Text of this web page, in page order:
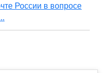
России в вопросе